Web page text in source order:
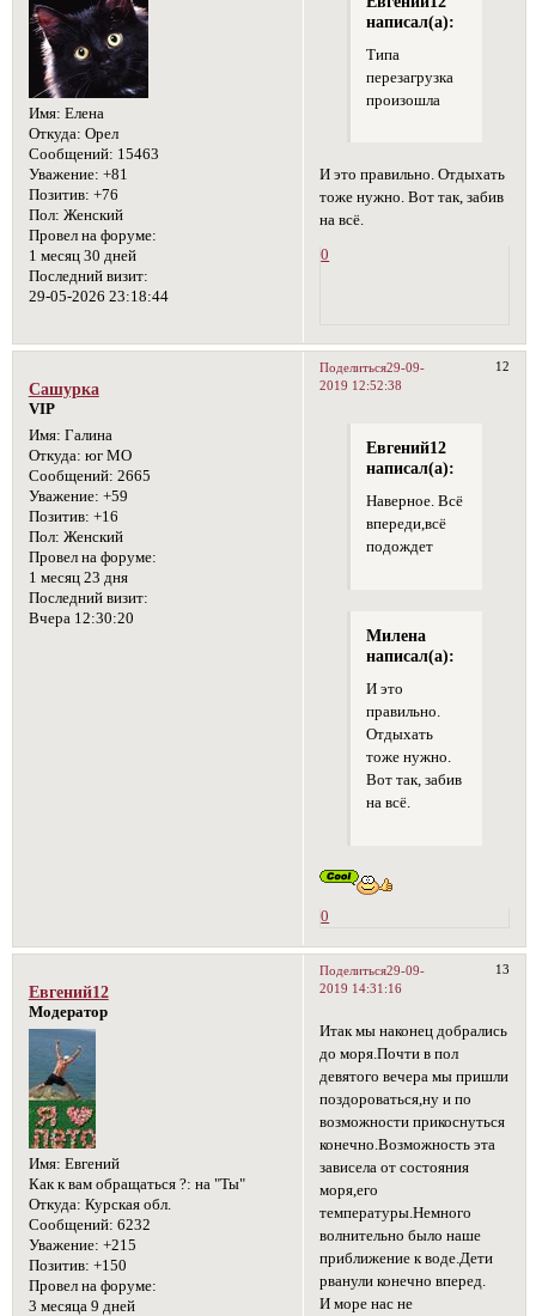
Имя: Елена
Откуда: Орел
Сообщений: 15463
Уважение: +81
Позитив: +76
Пол: Женский
Провел на форуме:
1 месяц 30 дней
Последний визит:
29-05-2026 23:18:44
написал(а):
Типа
перезагрузка
произошла
И это правильно. Отдыхать
тоже нужно. Вот так, забив
на всё.
0
Поделиться 12
29-09-
2019 12:52:38
Сашурка
VIP
Имя: Галина
Откуда: юг МО
Сообщений: 2665
Уважение: +59
Позитив: +16
Пол: Женский
Провел на форуме:
1 месяц 23 дня
Последний визит:
Вчера 12:30:20
Евгений12
написал(а):
Наверное. Всё
впереди,всё
подождет
Милена
написал(а):
И это
правильно.
Отдыхать
тоже нужно.
Вот так, забив
на всё.
0
Поделиться 13
29-09-
2019 14:31:16
Евгений12
Модератор
Имя: Евгений
Как к вам обращаться ?: на "Ты"
Откуда: Курская обл.
Сообщений: 6232
Уважение: +215
Позитив: +150
Провел на форуме:
3 месяца 9 дней
Итак мы наконец добрались
до моря.Почти в пол
девятого вечера мы пришли
поздороваться,ну и по
возможности прикоснуться
конечно.Возможность эта
зависела от состояния
моря,его
температуры.Немного
волнительно было наше
приближение к воде.Дети
рванули конечно вперед.
И море нас не